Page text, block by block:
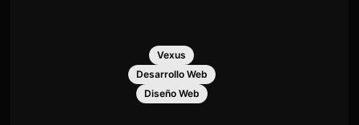
Vexus
Desarrollo Web
Diseño Web